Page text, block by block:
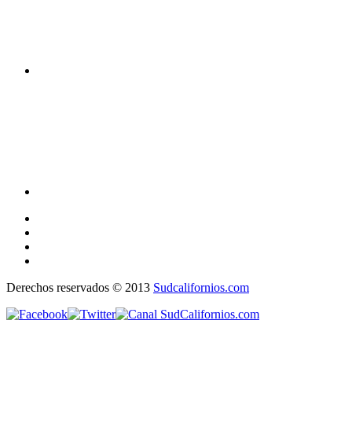
Derechos reservados © 2013 Sudcalifornios.com